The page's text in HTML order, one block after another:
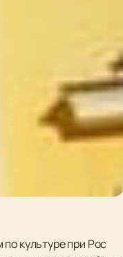
культуре при Рос